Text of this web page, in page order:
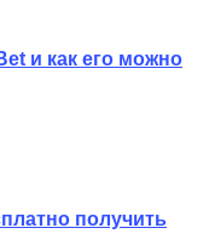
и как его можно
получить